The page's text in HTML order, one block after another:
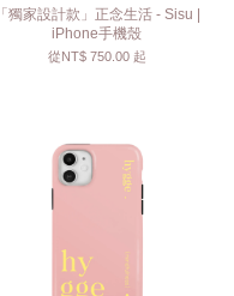
「獨家設計款」正念生活 - Sisu |
iPhone手機殼
從NT$ 750.00 起